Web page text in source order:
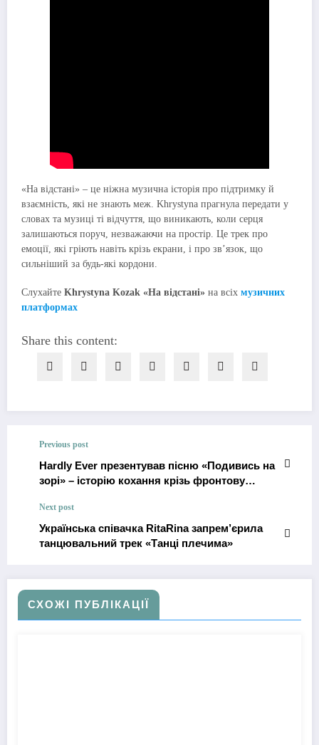
«На відстані» – це ніжна музична історія про підтримку й
взаємність, які не знають меж. Khrystyna прагнула передати у
словах та музиці ті відчуття, що виникають, коли серця
залишаються поруч, незважаючи на простір. Це трек про
емоції, які гріють навіть крізь екрани, і про зв’язок, що
сильніший за будь-які кордони.
Слухайте Khrystyna Kozak «На відстані» на всіх музичних
платформах
Share this content:
Previous post
Hardly Ever презентував пісню «Подивись на
зорі» – історію кохання крізь фронтову
Next post
Українська співачка RitaRina запрем’єрила
танцювальний трек «Танці плечима»
СХОЖІ ПУБЛІКАЦІЇ